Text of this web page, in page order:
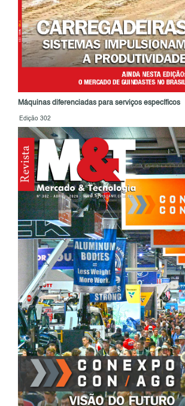
Máquinas diferenciadas para serviços específicos
Edição 302